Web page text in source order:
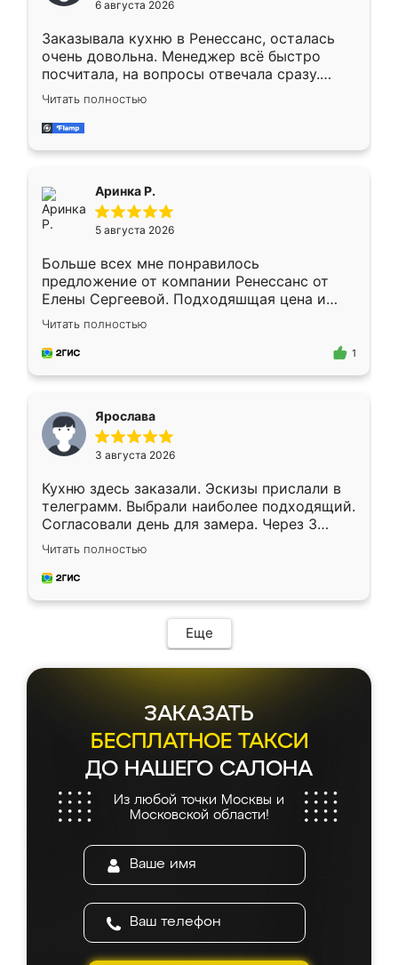
мебели буду заказывать только здесь.
6 августа 2026
Заказывала кухню в Ренессанс, осталась
очень довольна. Менеджер всё быстро
посчитала, на вопросы отвечала сразу.
Замерщик приехал в субботу, подошёл к
делу со всей ответственностью. Собрали
за день, ребята работали аккуратно, даже
Читать полностью
Аринка Р.
5 августа 2026
Больше всех мне понравилось
предложение от компании Ренессанс от
Елены Сергеевой. Подходяшщая цена и
короткие сроки изготовления. Приехавший
для замера сотрудник Владислав
предложил по моему эскизу самый
Читать полностью
1
Ярослава
3 августа 2026
Кухню здесь заказали. Эскизы прислали в
телеграмм. Выбрали наиболее подходящий.
Согласовали день для замера. Через 3
недели кухня была уже готова. Остались
довольны работой. Спасибо Ренессанс
мебель за качественную работу!
Читать полностью
Еще
ЗАКАЗАТЬ
БЕСПЛАТНОЕ ТАКСИ
ДО НАШЕГО САЛОНА
Из любой точки Москвы и
Московской области!